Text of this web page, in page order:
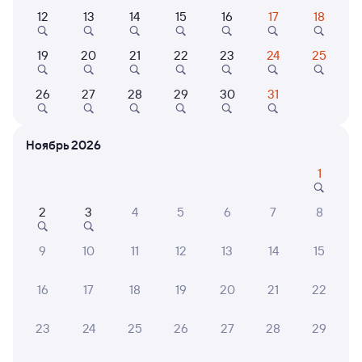
411Я
Усинск
10:20 13:35
3 ч 15 м в пути
Выберите дату
12 13 14 15 16 17 18
19 20 21 22 23 24 25
26 27 28 29 30 31
Ноябрь 2026
1
2 3 4 5 6 7 8
9 10 11 12 13 14 15
16 17 18 19 20 21 22
23 24 25 26 27 28 29